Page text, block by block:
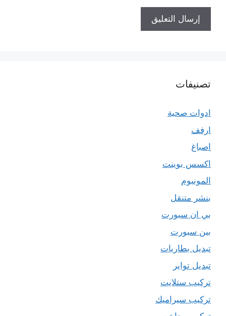
تصنيفات
ادوات صحية
ارفف
اصباغ
اكسس بوينت
المونيوم
بنشر متنقل
بي ان سبورت
بين سبورت
تبديل بطاريات
تبديل تواير
تركيب ستلايت
تركيب سيراميك